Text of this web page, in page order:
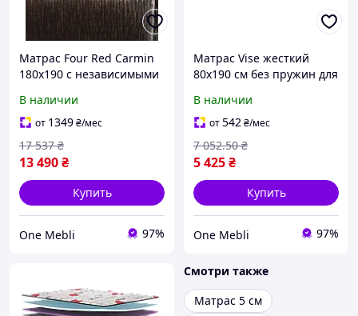
Матрас Four Red Carmin
180x190 с независимыми
комфортного сна и
высокой поддержки
В наличии
от 1349₴/мес
13 490₴
17 537 ₴
Купить
One Mebli 97%
Матрас Vise жесткий
80x190 см без пружин для
пеной для детей и
подростков
В наличии
от542₴/мес
5 425₴
7 052.50 ₴
Купить
One Mebli 97%
Смотри также
Матрас 5 см